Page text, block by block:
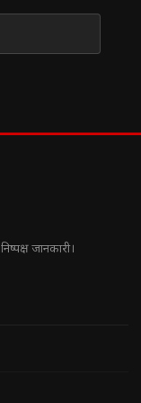
जानकारी।